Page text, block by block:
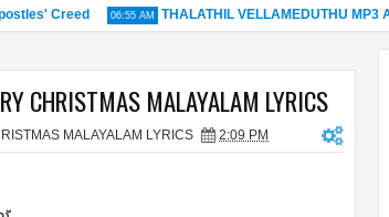
Creed 06:55 AM THALATHIL VELLAMEDUTHU MP3 AND
MALAYALAM LYRICS
MALAYALAM LYRICS 2:09 PM